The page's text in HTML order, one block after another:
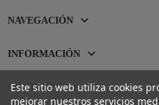
NAVEGACIÓN
INFORMACIÓN
CONTACTO
Este sitio web utiliza cookies
mejorar nuestros servicios